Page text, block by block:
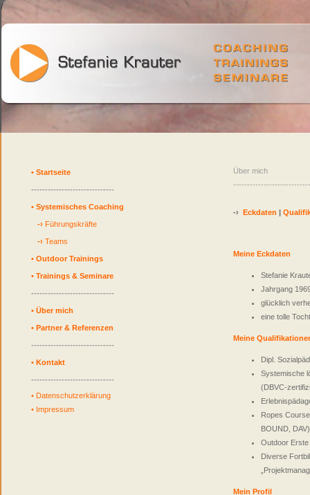
• Startseite
------------------------------
• Systemisches Coaching
-› Führungskräfte
-› Teams
• Outdoor Trainings
• Trainings & Seminare
------------------------------
• Über mich
• Partner & Referenzen
------------------------------
• Kontakt
------------------------------
• Datenschutzerklärung
• Impressum
Über mich
-› Eckdaten |
Meine Eckdaten
Stefanie
Jahrgang
glücklich
eine tolle
Meine
Dipl.
Systemische
(DBVC-
Ropes
BOUND, DAV)
Outdoor Erste
Diverse
Mein Profil